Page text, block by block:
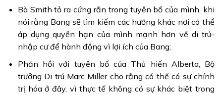
Bà Smith tỏ ra cứng rắn trong tuyên bố của mình, khi
nói rằng Bang sẽ tìm kiếm các hướng khác nơi có thể
áp dụng quyền hạn của mình mạnh hơn về di trú-
nhập cư để hành động vì lợi ích của Bang;
Phản hồi với tuyên bố của Thủ hiến Alberta, Bộ
trưởng Di trú Marc Miller cho rằng có thể có sự chính
trị hóa ở đây, vì thực tế không có sự khác biệt trong